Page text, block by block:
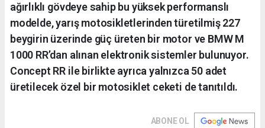
ağırlıklı gövdeye sahip bu yüksek performanslı
modelde, yarış motosikletlerinden türetilmiş 227
beygirin üzerinde güç üreten bir motor ve BMW M
1000 RR’dan alınan elektronik sistemler bulunuyor.
Concept RR ile birlikte ayrıca yalnızca 50 adet
üretilecek özel bir motosiklet ceketi de tanıtıldı.
ABONE OL